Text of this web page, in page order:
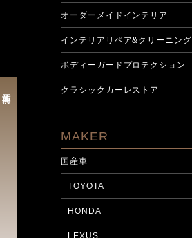
オーダーメイドインテリア
インテリアリペア&クリーニング
ボディーガードプロテクション
クラシックカーレストア
MAKER
国産車
TOYOTA
HONDA
LEXUS